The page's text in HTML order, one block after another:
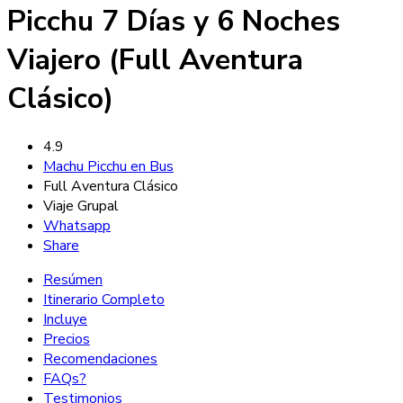
Picchu 7 Días y 6 Noches
Viajero (Full Aventura
Clásico)
4.9
Machu Picchu en Bus
Full Aventura Clásico
Viaje Grupal
Whatsapp
Share
Resúmen
Itinerario Completo
Incluye
Precios
Recomendaciones
FAQs?
Testimonios